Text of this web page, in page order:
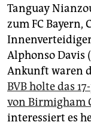
Tanguay
zum FC Bayern,
Alphonso Davis
Ankunft waren
BVB holte das
von Birmigham
interessiert es